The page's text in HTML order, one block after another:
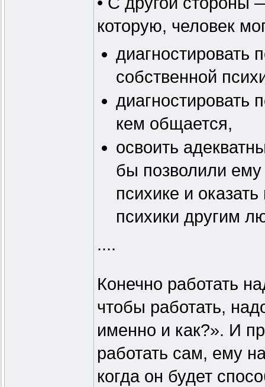
которую, человек
диагностировать
собственной
диагностировать
кем общается,
освоить
бы позволили ему
психике и
психики другим
....
Конечно работать
чтобы работать,
именно и как?». И
работать сам, ему
когда он будет